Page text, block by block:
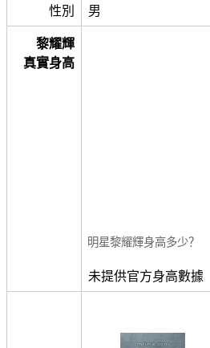
性別 男
黎耀輝
真實身高
明星黎耀輝身高多少？
未提供官方身高數據